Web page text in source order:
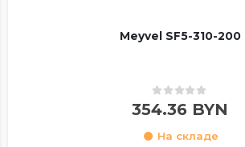
Meyvel SF5-310-200
0out of 5
354.36 BYN
На складе